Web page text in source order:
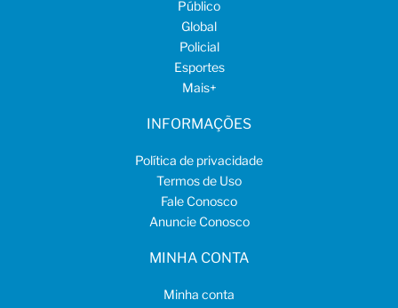
Público
Global
Policial
Esportes
Mais+
INFORMAÇÕES
Política de privacidade
Termos de Uso
Fale Conosco
Anuncie Conosco
MINHA CONTA
Minha conta